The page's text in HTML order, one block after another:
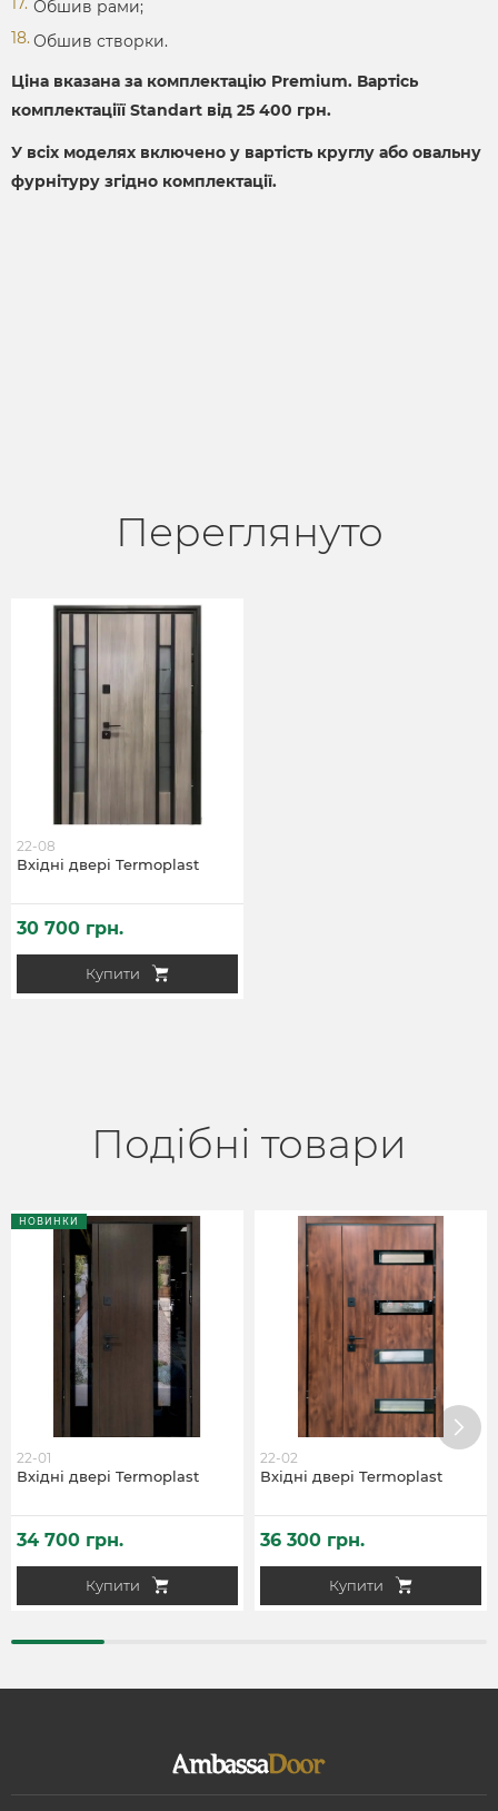
Обшив рами;
Обшив створки.
Ціна вказана за комплектацію Premium. Вартісь
комплектаціїї Standart від 25 400 грн.
У всіх моделях включено у вартість круглу або овальну
фурнітуру згідно комплектації.
Переглянуто
Вхідні двері Termoplast
22-08
Купити
30 700 грн.
Подібні товари
НОВИНКИ
Вхідні двері Termoplast
22-01
Купити
34 700 грн.
Вхідні двері Termoplast
22-02
Купити
36 300 грн.